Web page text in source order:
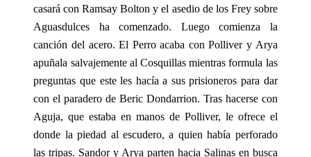
casará con Ramsay Bolton y el asedio de los Frey sobre
Aguasdulces ha comenzado. Luego comienza la
canción del acero. El Perro acaba con Polliver y Arya
apuñala salvajemente al Cosquillas mientras formula las
preguntas que este les hacía a sus prisioneros para dar
con el paradero de Beric Dondarrion. Tras hacerse con
Aguja, que estaba en manos de Polliver, le ofrece el
donde la piedad al escudero, a quien había perforado
las tripas. Sandor y Arya parten hacia Salinas en busca